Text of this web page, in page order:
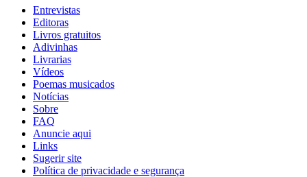
Entrevistas
Editoras
Livros gratuitos
Adivinhas
Livrarias
Vídeos
Poemas musicados
Notícias
Sobre
FAQ
Anuncie aqui
Links
Sugerir site
Política de privacidade e segurança